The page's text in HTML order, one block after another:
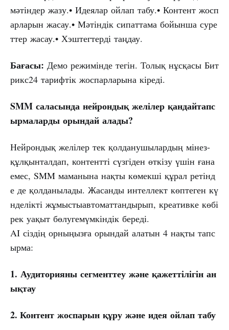
мәтіндер жазу.• Идеялар ойлап табу.• Контент жосп
арларын жасау.• Мәтіндік сипаттама бойынша суре
ттер жасау.• Хэштегтерді таңдау.
Бағасы: Демо режимінде тегін. Толық нұсқасы Бит
рикс24 тарифтік жоспарларына кіреді.
SMM саласында нейрондық желілер қандайтапс
ырмаларды орындай алады?
Нейрондық желілер тек қолданушылардың мінез-
құлқынталдап, контентті сүзгіден өткізу үшін ғана
емес, SMM маманына нақты көмекші құрал ретінд
е де қолданылады. Жасанды интеллект көптеген кү
нделікті жұмыстыавтоматтандырып, креативке көбі
рек уақыт бөлугемүмкіндік береді.
AI сіздің орныңызға орындай алатын 4 нақты тапс
ырма:
1. Аудиторияны сегменттеу және қажеттілігін ан
ықтау
2. Контент жоспарын құру және идея ойлап табу